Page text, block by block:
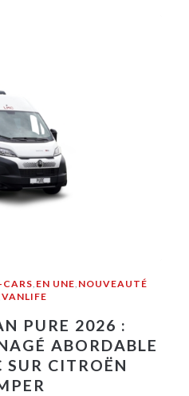
, EN UNE, NOUVEAUTÉ
VANLIFE
PURE 2026 :
ABORDABLE
SUR CITROËN